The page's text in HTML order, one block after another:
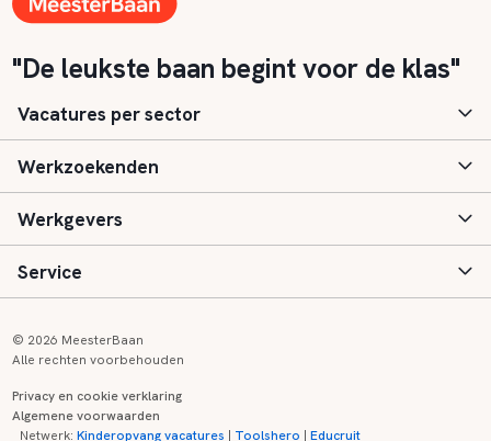
"De leukste baan begint voor de klas"
Vacatures per sector
Basisonderwijs
Speciaal (basis) onderwijs
Voortgezet onderwijs
Kinderopvang
Werkzoekenden
Aanmelden
Vacatures
Zij-instroom informatie
Werkgevers
Inloggen
Registreren
Service
Onderwijs links
© 2026 MeesterBaan
Alle rechten voorbehouden
Privacy en cookie verklaring
Algemene voorwaarden
Netwerk:Kinderopvang vacatures | Toolshero |Educruit